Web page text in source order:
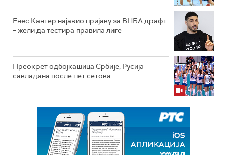
Енес Кантер најавио пријаву за ВНБА драфт
– жели да тестира правила лиге
Преокрет одбојкашица Србије, Русија
савладана после пет сетова